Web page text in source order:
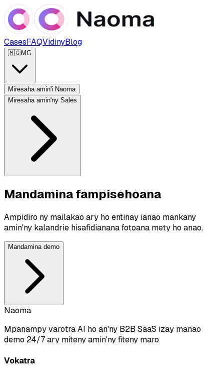
CasesFAQVidinyBlog
🇲🇬MG
Miresaha amin'i Naoma
Miresaha amin'ny Sales
Mandamina fampisehoana
Ampidiro ny mailakao ary ho entinay ianao mankany
amin'ny kalandrie hisafidianana fotoana mety ho anao.
Mandamina demo
Naoma
Mpanampy varotra AI ho an'ny B2B SaaS izay manao
demo 24/7 ary miteny amin'ny fiteny maro
Vokatra